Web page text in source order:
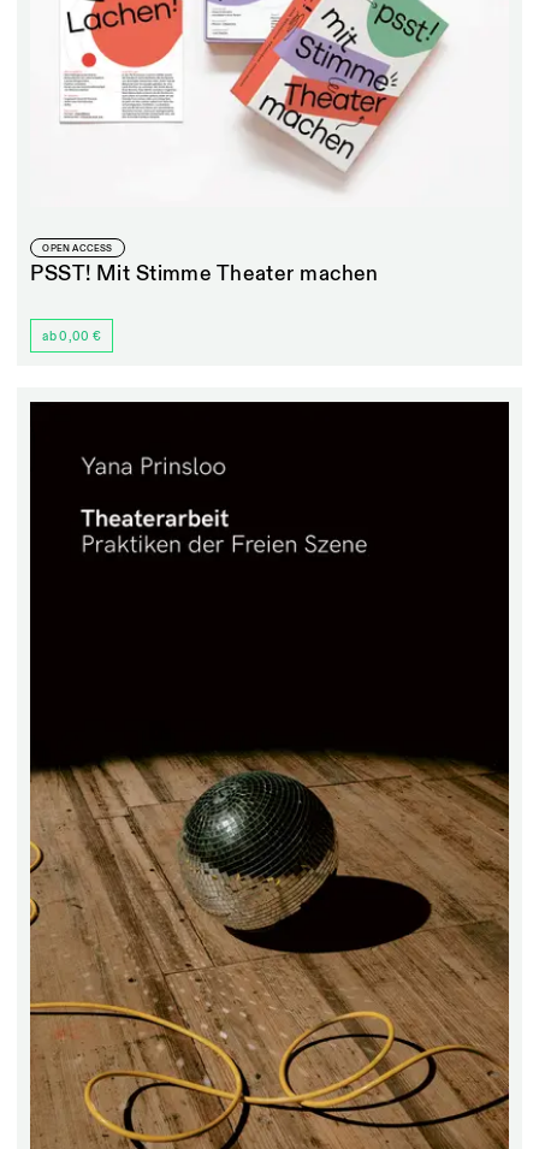
OPEN ACCESS
PSST! Mit Stimme Theater machen
ab 0,00 €